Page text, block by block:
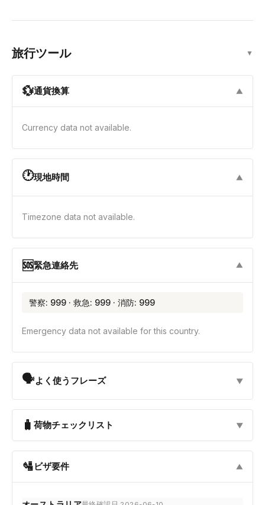
旅行ツール ▼
💱通貨換算 ▼
Currency data not available.
🕐現地時間 ▼
Timezone data not available.
🆘緊急連絡先 ▼
警察: 999 · 救急: 999 · 消防: 999
Emergency data not available for this country.
🗣よく使うフレーズ ▼
🧳 荷物チェックリスト ▼
🛂ビザ要件 ▼